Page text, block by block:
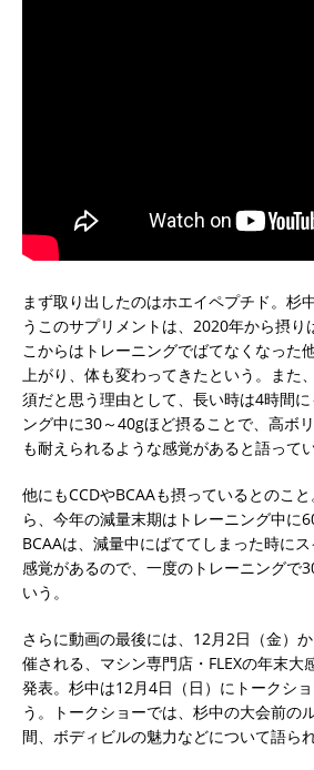
まず取り出したのはホエイペプチド。杉
うこのサプリメントは、2020年から摂り
こからはトレーニングでばてなくなった
上がり、体も変わってきたという。また
須だと思う理由として、長い時は4時間
ング中に30～40gほど摂ることで、高ボ
も耐えられるような感覚があると語ってい
他にもCCDやBCAAも摂っているとのこ
ら、今年の減量末期はトレーニング中に
BCAAは、減量中にばててしまった時に
感覚があるので、一度のトレーニングで
いう。
さらに動画の最後には、12月2日（金）
催される、マシン専門店・FLEXの年末大
発表。杉中は12月4日（日）にトークシ
う。トークショーでは、杉中の大会前の
間、ボディビルの魅力などについて語ら